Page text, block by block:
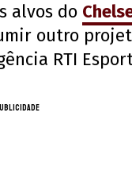
alvos do
outro
RTI